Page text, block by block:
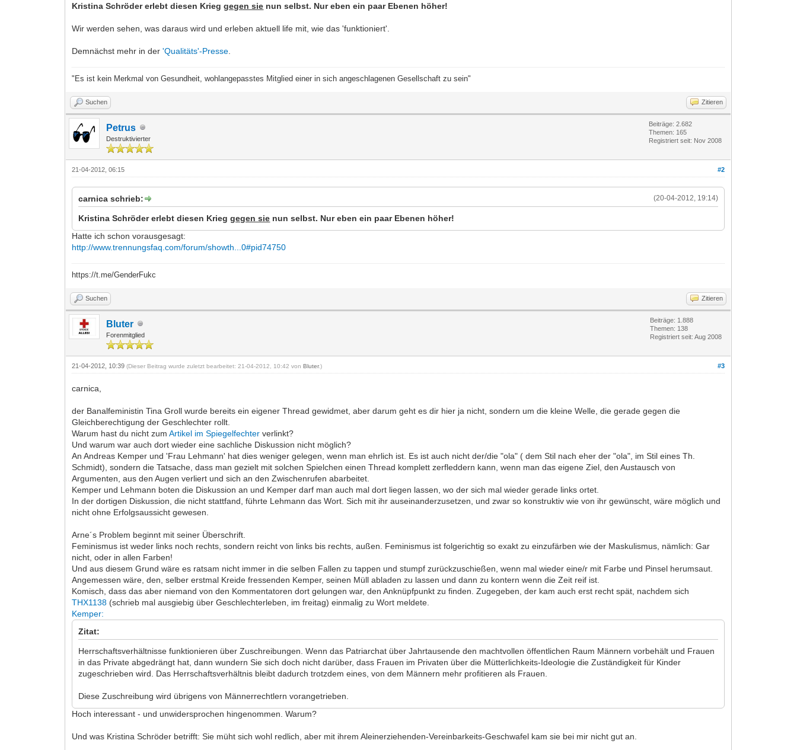
Kristina Schröder erlebt diesen Krieggegen sie nun selbst. Nur eben ein paar Ebenen höher!
Wir werden sehen, was daraus wird und erleben aktuell life mit, wie das 'funktioniert'.
Demnächst mehr in der'Qualitäts'-Presse
"Es ist kein Merkmal von Gesundheit, wohlangepasstes Mitglied einer in sich angeschlagenen Gesellschaft zu sein"
Suchen Zitieren
Petrus
Destruktivierter
Beiträge: 2.682
Themen: 165
Registriert seit: Nov 2008
#2
21-04-2012, 06:15
(20-04-2012, 19:14)
carnica schrieb:
Kristina Schröder erlebt diesen Krieggegen sie nun selbst. Nur eben ein paar Ebenen höher!
Hatte ich schon vorausgesagt:
http://www.trennungsfaq.com/forum/showth...0#pid74750
https://t.me/GenderFukc
Suchen Zitieren
Bluter
Forenmitglied
Beiträge: 1.888
Themen: 138
Registriert seit: Aug 2008
#3
21-04-2012, 10:39(Dieser Beitrag wurde zuletzt bearbeitet: 21-04-2012, 10:42 vonBluter.)
carnica,
der Banalfeministin Tina Groll wurde bereits ein eigener Thread gewidmet, aber darum geht es dir hier ja nicht, sondern um die kleine Welle, die gerade gegen die
Gleichberechtigung der Geschlechter rollt.
Warum hast du nicht zumArtikel im Spiegelfechter verlinkt?
Und warum war auch dort wieder eine sachliche Diskussion nicht möglich?
An Andreas Kemper und 'Frau Lehmann' hat dies weniger gelegen, wenn man ehrlich ist. Es ist auch nicht der/die "ola" ( dem Stil nach eher der "ola", im Stil eines Th.
Schmidt), sondern die Tatsache, dass man gezielt mit solchen Spielchen einen Thread komplett zerfleddern kann, wenn man das eigene Ziel, den Austausch von
Argumenten, aus den Augen verliert und sich an den Zwischenrufen abarbeitet.
Kemper und Lehmann boten die Diskussion an und Kemper darf man auch mal dort liegen lassen, wo der sich mal wieder gerade links ortet.
In der dortigen Diskussion, die nicht stattfand, führte Lehmann das Wort. Sich mit ihr auseinanderzusetzen, und zwar so konstruktiv wie von ihr gewünscht, wäre möglich und
nicht ohne Erfolgsaussicht gewesen.
Arne´s Problem beginnt mit seiner Überschrift.
Feminismus ist weder links noch rechts, sondern reicht von links bis rechts, außen. Feminismus ist folgerichtig so exakt zu einzufärben wie der Maskulismus, nämlich: Gar
nicht, oder in allen Farben!
Und aus diesem Grund wäre es ratsam nicht immer in die selben Fallen zu tappen und stumpf zurückzuschießen, wenn mal wieder eine/r mit Farbe und Pinsel herumsaut.
Angemessen wäre, den, selber erstmal Kreide fressenden Kemper, seinen Müll abladen zu lassen und dann zu kontern wenn die Zeit reif ist.
Komisch, dass das aber niemand von den Kommentatoren dort gelungen war, den Anknüpfpunkt zu finden. Zugegeben, der kam auch erst recht spät, nachdem sich
THX1138 (schrieb mal ausgiebig über Geschlechterleben, im freitag) einmalig zu Wort meldete.
Kemper:
Zitat:
Herrschaftsverhältnisse funktionieren über Zuschreibungen. Wenn das Patriarchat über Jahrtausende den machtvollen öffentlichen Raum Männern vorbehält und Frauen
in das Private abgedrängt hat, dann wundern Sie sich doch nicht darüber, dass Frauen im Privaten über die Mütterlichkeits-Ideologie die Zuständigkeit für Kinder
zugeschrieben wird. Das Herrschaftsverhältnis bleibt dadurch trotzdem eines, von dem Männern mehr profitieren als Frauen.
Diese Zuschreibung wird übrigens von Männerrechtlern vorangetrieben.
Hoch interessant - und unwidersprochen hingenommen. Warum?
Und was Kristina Schröder betrifft: Sie müht sich wohl redlich, aber mit ihrem Aleinerziehenden-Vereinbarkeits-Geschwafel kam sie bei mir nicht gut an.